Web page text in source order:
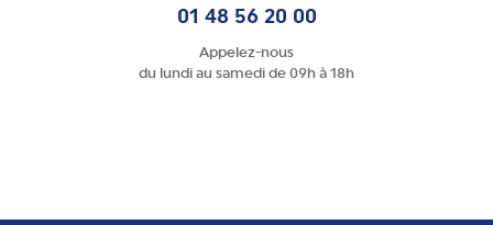
01 48 56 20 00
Appelez-nous
du lundi au samedi de 09h à 18h